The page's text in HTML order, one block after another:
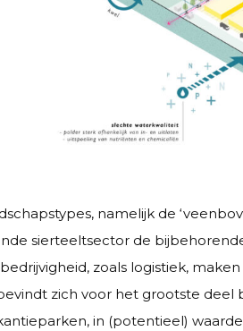
namelijk de
sierteeltsector de
zoals logistiek,
zich voor het grootste deel
in (potentieel)